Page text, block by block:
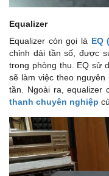
Equalizer
Equalizer còn gọi là EQ
chỉnh dải tần số, được
trong phòng thu. EQ sử
sẽ làm việc theo
tần. Ngoài ra, equalizer
thanh chuyên nghiệp